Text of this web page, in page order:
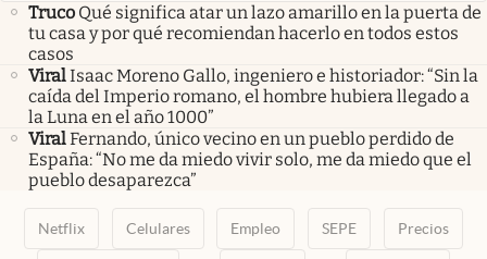
Truco Qué significa atar un lazo amarillo en la puerta de
tu casa y por qué recomiendan hacerlo en todos estos
casos
ViralIsaac Moreno Gallo, ingeniero e historiador: “Sin la
caída del Imperio romano, el hombre hubiera llegado a
la Luna en el año 1000”
ViralFernando, único vecino en un pueblo perdido de
España: “No me da miedo vivir solo, me da miedo que el
pueblo desaparezca”
Netflix Celulares Empleo SEPE Precios